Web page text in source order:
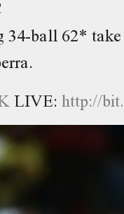
ball 62*
LIVE:http://